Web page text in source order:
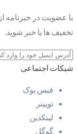
با عضویت در خبرنامه
تخفیف ها با خبر شوید.
شبکات اجتماعی
فیس بوک
توییتر
لینکدین
گوگل